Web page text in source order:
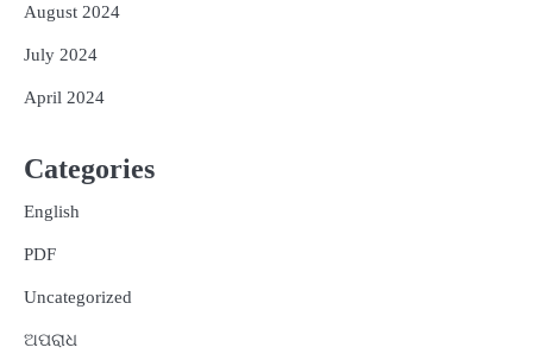
August 2024
July 2024
April 2024
Categories
English
PDF
Uncategorized
ଅପରାଧ